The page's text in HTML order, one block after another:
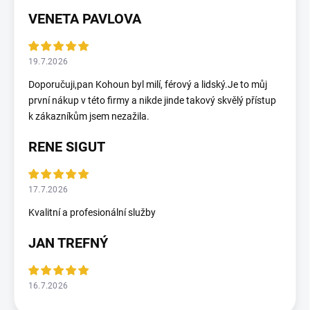
VENETA PAVLOVA
19.7.2026
Doporučuji,pan Kohoun byl milí, férový a lidský.Je to můj
první nákup v této firmy a nikde jinde takový skvělý přístup
k zákazníkům jsem nezažila.
RENE SIGUT
17.7.2026
Kvalitní a profesionální služby
JAN TREFNÝ
16.7.2026